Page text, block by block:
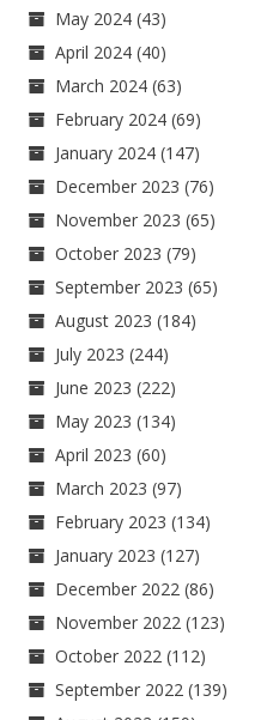
May 2024 (43)
April 2024 (40)
March 2024 (63)
February 2024 (69)
January 2024 (147)
December 2023 (76)
November 2023 (65)
October 2023 (79)
September 2023 (65)
August 2023 (184)
July 2023 (244)
June 2023 (222)
May 2023 (134)
April 2023 (60)
March 2023 (97)
February 2023 (134)
January 2023 (127)
December 2022 (86)
November 2022 (123)
October 2022 (112)
September 2022 (139)